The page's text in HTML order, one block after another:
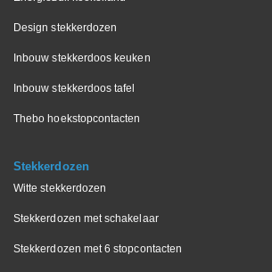
Design stekkerdozen
Inbouw stekkerdoos keuken
Inbouw stekkerdoos tafel
Thebo hoekstopcontacten
Stekkerdozen
Witte stekkerdozen
Stekkerdozen met schakelaar
Stekkerdozen met 6 stopcontacten